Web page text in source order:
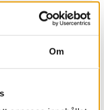
Om